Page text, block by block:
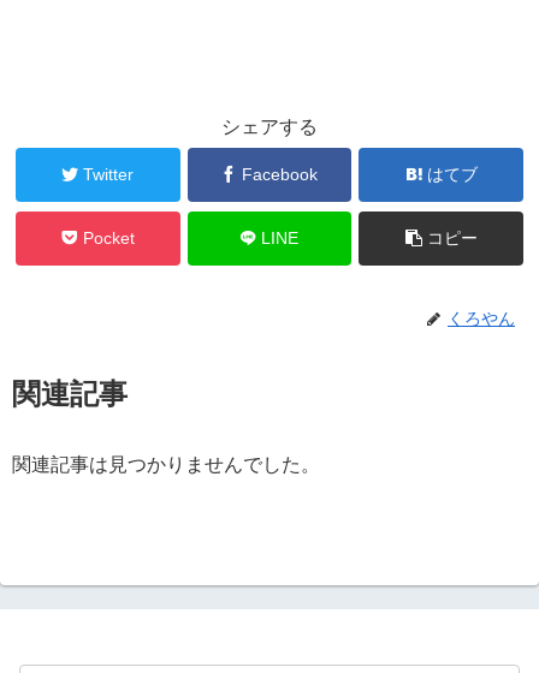
シェアする
Twitter Facebook はてブ
Pocket LINE コピー
くろやん
関連記事
関連記事は見つかりませんでした。